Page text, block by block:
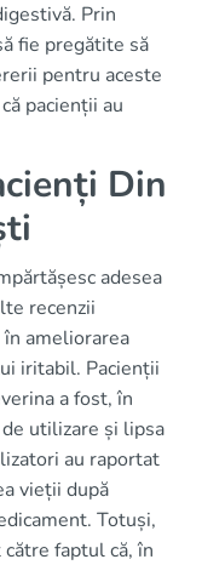
Prin
fie pregătite să
pentru aceste
pacienții au
Din
adesea
recenzii
ameliorarea
iritabil. Pacienții
a fost, în
utilizare și lipsa
au raportat
vieții după
Totuși,
faptul că, în